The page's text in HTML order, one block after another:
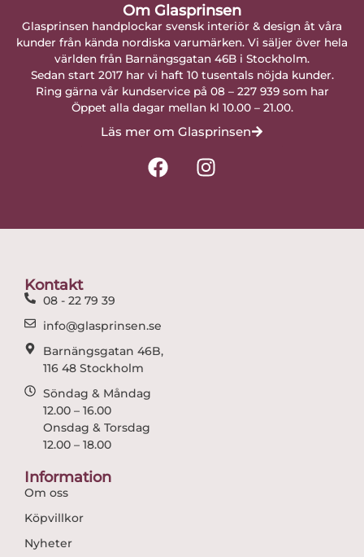
Om Glasprinsen
Glasprinsen handplockar svensk interiör & design åt våra
kunder från kända nordiska varumärken. Vi säljer över hela
världen från Barnängsgatan 46B i Stockholm.
Sedan start 2017 har vi haft 10 tusentals nöjda kunder.
Ring gärna vår kundservice på 08 – 227 939 som har
Öppet alla dagar mellan kl 10.00 – 21.00.
Läs mer om Glasprinsen
F
a
I
n
Kontakt
08 - 22 79 39
info@glasprinsen.se
Barnängsgatan 46B,
116 48 Stockholm
Söndag & Måndag
12.00 – 16.00
Onsdag & Torsdag
12.00 – 18.00
Information
Om oss
Köpvillkor
Nyheter